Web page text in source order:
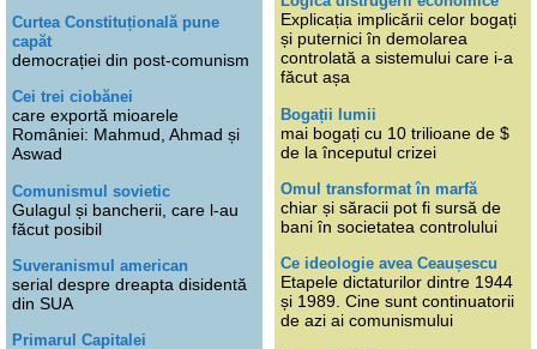
Curtea Constituțională pune
capăt
democrației din post-comunism
Cei trei ciobănei
care exportă mioarele
României: Mahmud, Ahmad și
Aswad
Comunismul sovietic
Gulagul și bancherii, care l-au
făcut posibil
Suveranismul american
serial despre dreapta disidentă
din SUA
Primarul Capitalei
Explicația implicării celor bogați
și puternici în demolarea
controlată a sistemului care i-a
făcut așa
Bogații lumii
mai bogați cu 10 trilioane de $
de la începutul crizei
Omul transformat în marfă
chiar și săracii pot fi sursă de
bani în societatea controlului
Ce ideologie avea Ceaușescu
Etapele dictaturilor dintre 1944
și 1989. Cine sunt continuatorii
de azi ai comunismului